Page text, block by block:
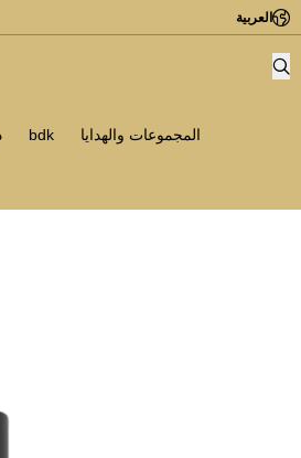
العربية
المجموعات والهدايا bdk